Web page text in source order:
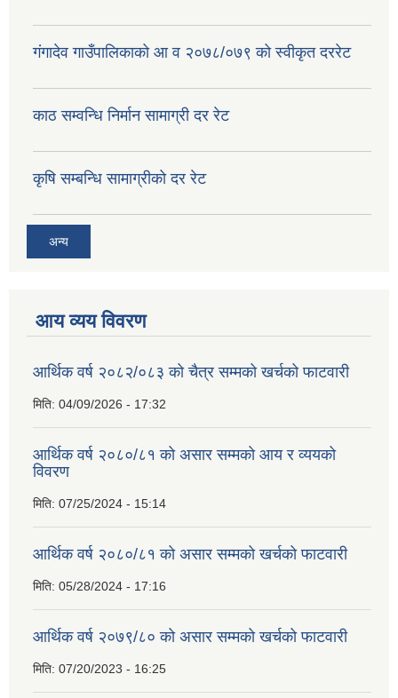
गंगादेव गाउँपालिकाको आ व २०७८/०७९ को स्वीकृत दररेट
काठ सम्वन्धि निर्मान सामाग्री दर रेट
कृषि सम्बन्धि सामाग्रीको दर रेट
अन्य
आय व्यय विवरण
आर्थिक वर्ष २०८२/०८३ को चैत्र सम्मको खर्चको फाटवारी
मिति: 04/09/2026 - 17:32
आर्थिक वर्ष २०८०/८१ को असार सम्मको आय र व्ययको
विवरण
मिति: 07/25/2024 - 15:14
आर्थिक वर्ष २०८०/८१ को असार सम्मको खर्चको फाटवारी
मिति: 05/28/2024 - 17:16
आर्थिक वर्ष २०७९/८० को असार सम्मको खर्चको फाटवारी
मिति: 07/20/2023 - 16:25